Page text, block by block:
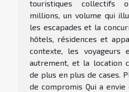
touristiques collectifs
millions, un volume qui
les escapades et la
hôtels, résidences et
contexte, les voyageurs
autrement, et la location
de plus en plus de cases.
de compromis Qui a envie